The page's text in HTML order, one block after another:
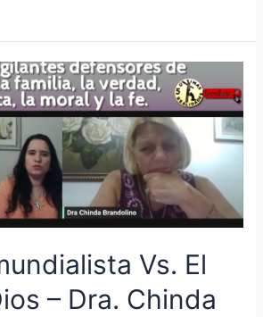
Vs. El
– Dra. Chinda